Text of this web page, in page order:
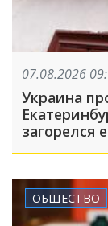
07.08.2026
Украина
загорелся
ОБЩЕСТВО